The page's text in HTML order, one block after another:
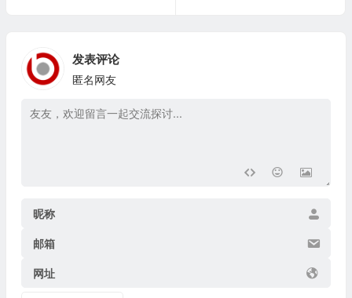
发表评论
匿名网友
昵称
邮箱
网址